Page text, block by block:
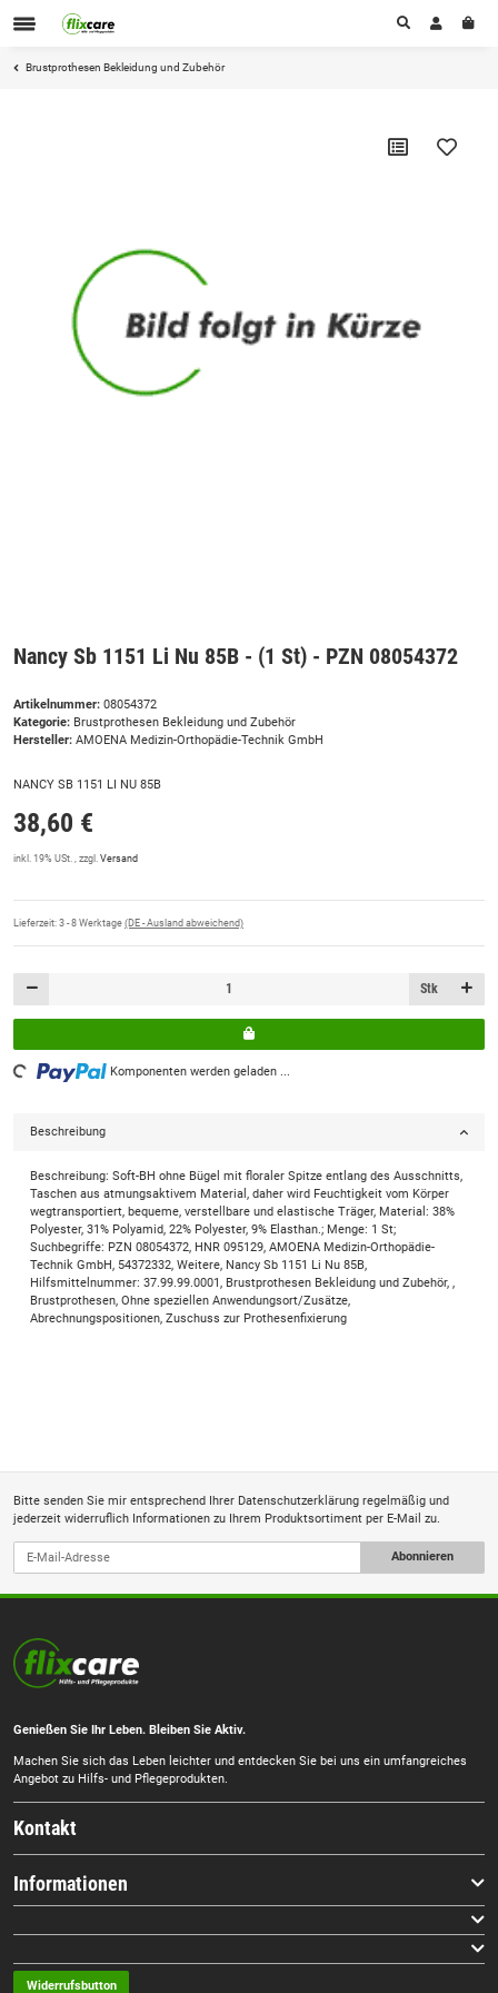
Brustprothesen Bekleidung und Zubehör
Nancy Sb 1151 Li Nu 85B - (1 St) - PZN 08054372
Artikelnummer: 08054372
Kategorie: Brustprothesen Bekleidung und Zubehör
Hersteller: AMOENA Medizin-Orthopädie-Technik GmbH
NANCY SB 1151 LI NU 85B
38,60 €
inkl. 19% USt. , zzgl. Versand
Lieferzeit: 3 - 8 Werktage (DE - Ausland abweichend)
Stk
Loading... Komponenten werden geladen ...
Beschreibung
Beschreibung: Soft-BH ohne Bügel mit floraler Spitze entlang des Ausschnitts,
Taschen aus atmungsaktivem Material, daher wird Feuchtigkeit vom Körper
wegtransportiert, bequeme, verstellbare und elastische Träger, Material: 38%
Polyester, 31% Polyamid, 22% Polyester, 9% Elasthan.; Menge: 1 St;
Suchbegriffe: PZN 08054372, HNR 095129, AMOENA Medizin-Orthopädie-
Technik GmbH, 54372332, Weitere, Nancy Sb 1151 Li Nu 85B,
Hilfsmittelnummer: 37.99.99.0001, Brustprothesen Bekleidung und Zubehör, ,
Brustprothesen, Ohne speziellen Anwendungsort/Zusätze,
Abrechnungspositionen, Zuschuss zur Prothesenfixierung
Bitte senden Sie mir entsprechend Ihrer Datenschutzerklärung regelmäßig und
jederzeit widerruflich Informationen zu Ihrem Produktsortiment per E-Mail zu.
Abonnieren
Genießen Sie Ihr Leben. Bleiben Sie Aktiv.
Machen Sie sich das Leben leichter und entdecken Sie bei uns ein umfangreiches
Angebot zu Hilfs- und Pflegeprodukten.
Kontakt
Informationen
Widerrufsbutton